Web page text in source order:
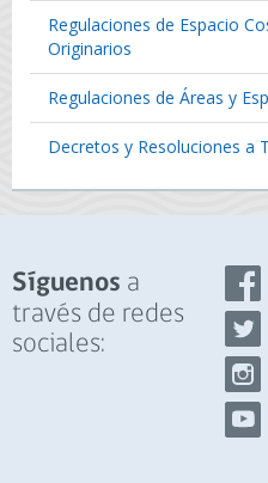
Regulaciones de Espacio
Originarios
Regulaciones de Áreas y
Decretos y Resoluciones a
Síguenos a
través de redes
sociales: